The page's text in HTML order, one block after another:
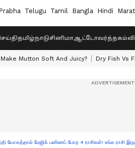
Telugu Tamil Bangla Hindi
தமிழ்நாடுசினிமாஆட்டோவர்த்தகம்
Mutton Soft And Juicy? Dry Fish Vs
யோகத்தால் மேஜிக் பண்ணப் போற 4 ராசிகள்! உங்க ராசி